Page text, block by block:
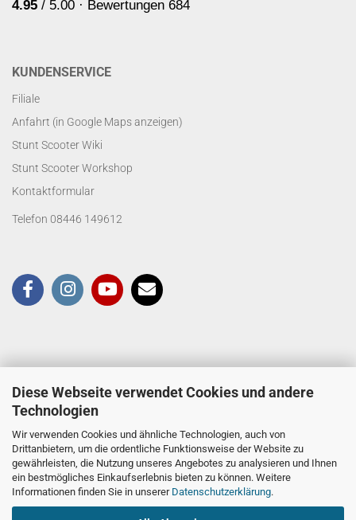
Diese Webseite verwendet Cookies und andere
Technologien
Wir verwenden Cookies und ähnliche Technologien, auch von
Drittanbietern, um die ordentliche Funktionsweise der Website zu
gewährleisten, die Nutzung unseres Angebotes zu analysieren und Ihnen
ein bestmögliches Einkaufserlebnis bieten zu können. Weitere
Informationen finden Sie in unserer Datenschutzerklärung.
KUNDENSERVICE
Filiale
Anfahrt (in Google Maps anzeigen)
Stunt Scooter Wiki
Stunt Scooter Workshop
Kontaktformular
Telefon 08446 149612